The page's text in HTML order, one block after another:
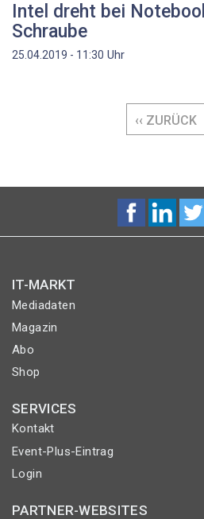
Intel dreht bei
Schraube
25.04.2019 - 11:30 Uhr
VORHERIGE
SEITE
‹‹ ZURÜCK
IT-MARKT
Mediadaten
Magazin
Abo
Shop
SERVICES
Kontakt
Event-Plus-Eintrag
Login
PARTNER-WEBSITES